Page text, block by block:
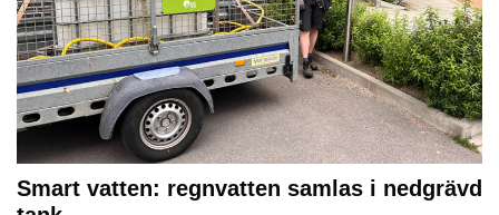
Smart vatten: regnvatten samlas i nedgrävd